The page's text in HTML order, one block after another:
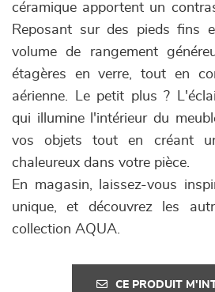
céramique apportent un
Reposant sur des pieds fins
volume de rangement
étagères en verre, tout en
aérienne. Le petit plus ?
qui illumine l'intérieur du
vos objets tout en créant
chaleureux dans votre pièce.
En magasin, laissez-vous
unique, et découvrez les
collection AQUA.
CE PRODUIT